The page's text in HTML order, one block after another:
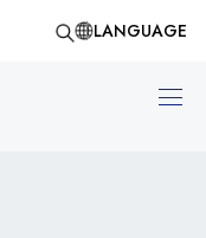
LANGUAGE